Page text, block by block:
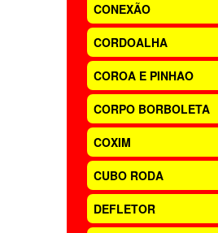
CONEXÃO
CORDOALHA
COROA E PINHAO
CORPO BORBOLETA
COXIM
CUBO RODA
DEFLETOR